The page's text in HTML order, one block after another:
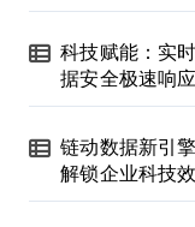
科技赋能：实
据安全极速响
链动数据新引
解锁企业科技